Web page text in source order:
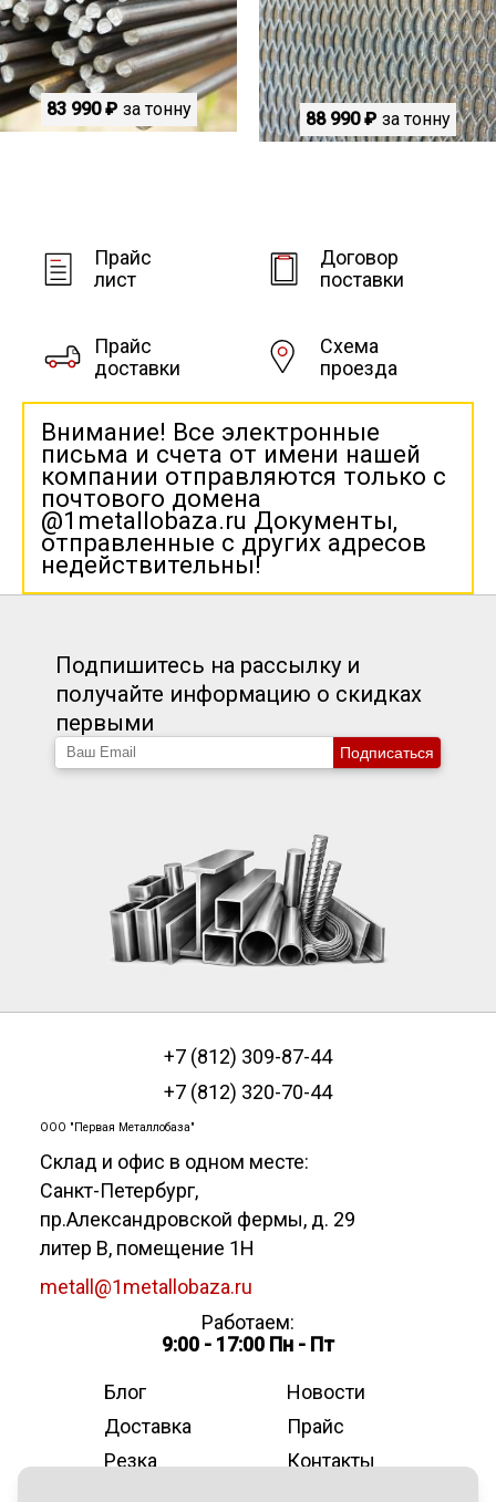
83 990 ₽ за тонну 88 990 ₽ за тонну
Прайс
лист
Договор
поставки
Прайс
доставки
Схема
проезда
Внимание! Все электронные
письма и счета от имени нашей
компании отправляются только с
почтового домена
@1metallobaza.ru Документы,
отправленные с других адресов
недействительны!
Подпишитесь на рассылку и
получайте информацию о скидках
первыми
Подписаться
+7 (812) 309-87-44
+7 (812) 320-70-44
ООО "Первая Металлобаза"
Склад и офис в одном месте:
Санкт-Петербург,
пр.Александровской фермы, д. 29
литер В, помещение 1Н
metall@1metallobaza.ru
Работаем:
9:00 - 17:00 Пн - Пт
Блог
Новости
Доставка
Прайс
Резка
Контакты